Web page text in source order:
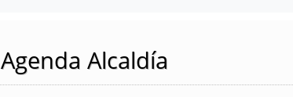
Agenda Alcaldía